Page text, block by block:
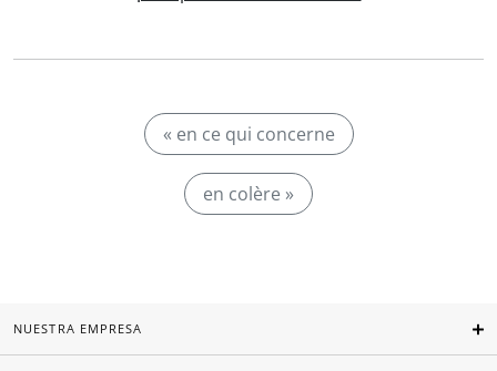
« en ce qui concerne
en colère »
NUESTRA EMPRESA